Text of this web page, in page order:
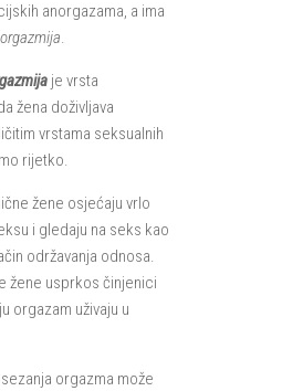
anorgazama, a ima
.
je vrsta
žena doživljava
vrstama seksualnih
rijetko.
žene osjećaju vrlo
i gledaju na seks kao
održavanja odnosa.
žene usprkos činjenici
orgazam uživaju u
orgazma može